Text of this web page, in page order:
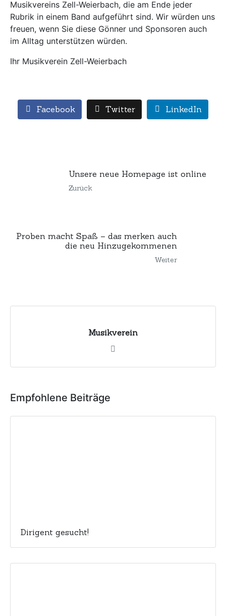
Musikvereins Zell-Weierbach, die am Ende jeder
Rubrik in einem Band aufgeführt sind. Wir würden uns
freuen, wenn Sie diese Gönner und Sponsoren auch
im Alltag unterstützen würden.
Ihr Musikverein Zell-Weierbach
Facebook Twitter LinkedIn
Unsere neue Homepage ist online
Zurück
Proben macht Spaß – das merken auch
die neu Hinzugekommenen
Weiter
Musikverein
Empfohlene Beiträge
Dirigent gesucht!